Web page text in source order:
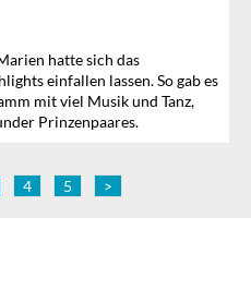
hatte sich das
einfallen lassen. So gab es
mit viel Musik und Tanz,
Prinzenpaares.
4 5 >